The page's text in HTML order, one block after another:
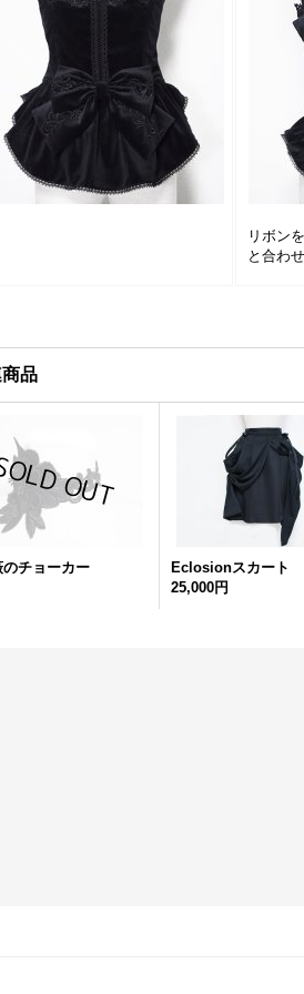
リボン
と合わ
品
のチョーカー
Eclosionスカート
25,000円